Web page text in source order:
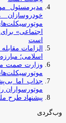
مدیرمسئول
خودروسازان
اجتماعی»
است
الزامات
اسلامی؛
وزارت صمت
جذاب اما
موتورسواران
پیشنهاد طرح
وب‌گردی